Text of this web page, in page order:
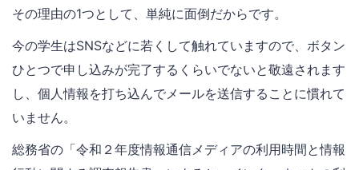
その理由の1つとして、単純に面倒だからです。
今の学生はSNSなどに若くして触れていますので、ボタン
ひとつで申し込みが完了するくらいでないと敬遠されます
し、個人情報を打ち込んでメールを送信することに慣れて
いません。
総務省の「令和２年度情報通信メディアの利用時間と情報